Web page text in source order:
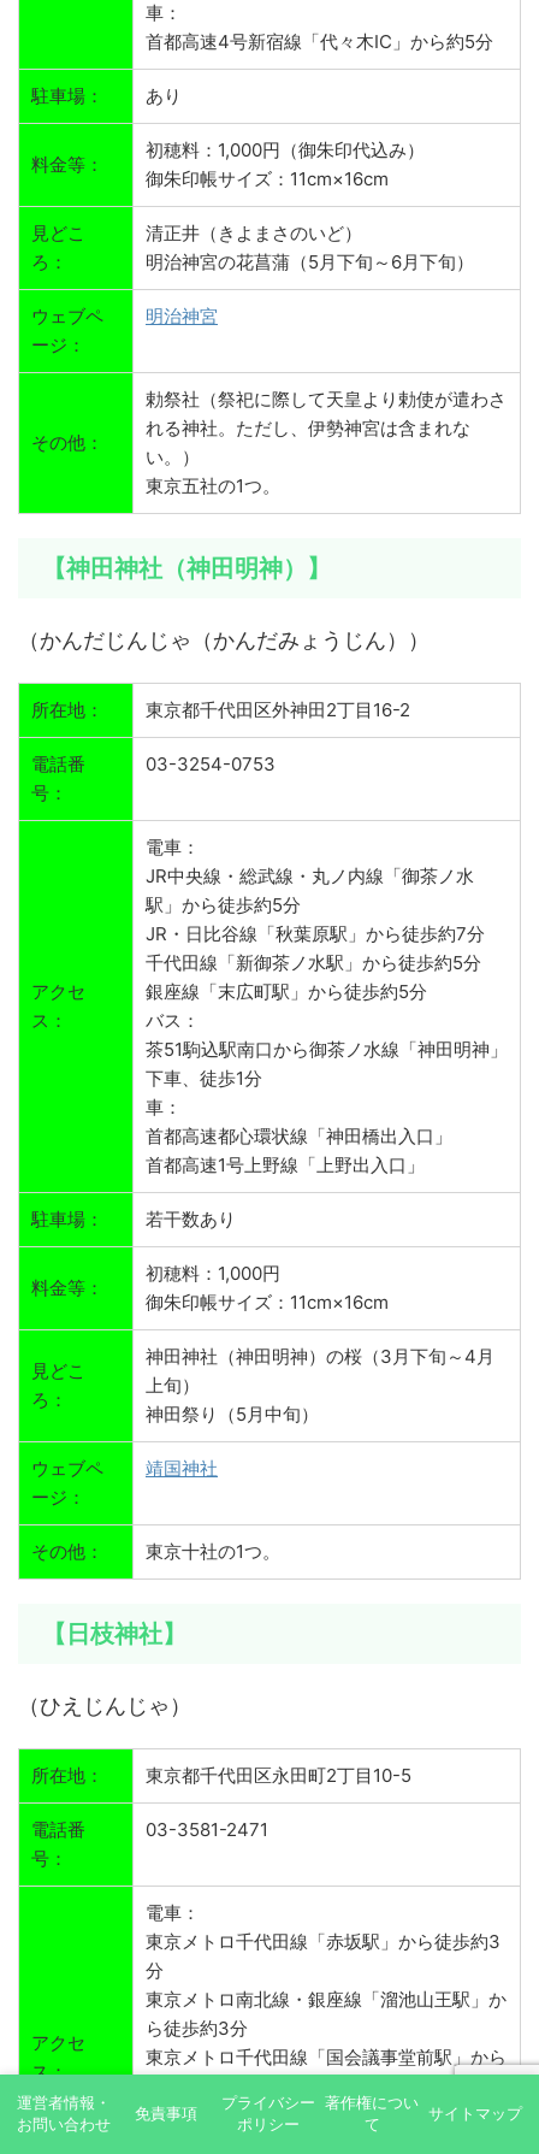
車：
首都高速4号新宿線「代々木IC」から約5分
駐車場： あり
料金等：
初穂料：1,000円（御朱印代込み）
御朱印帳サイズ：11cm×16cm
見どこ
ろ：
清正井（きよまさのいど）
明治神宮の花菖蒲（5月下旬～6月下旬）
ウェブペ
ージ：
明治神宮
その他：
勅祭社（祭祀に際して天皇より勅使が遣わさ
れる神社。ただし、伊勢神宮は含まれな
い。）
東京五社の1つ。
【神田神社（神田明神）】
（かんだじんじゃ（かんだみょうじん））
所在地： 東京都千代田区外神田2丁目16-2
電話番
号：
03-3254-0753
アクセ
ス：
電車：
JR中央線・総武線・丸ノ内線「御茶ノ水
駅」から徒歩約5分
JR・日比谷線「秋葉原駅」から徒歩約7分
千代田線「新御茶ノ水駅」から徒歩約5分
銀座線「末広町駅」から徒歩約5分
バス：
茶51駒込駅南口から御茶ノ水線「神田明神」
下車、徒歩1分
車：
首都高速都心環状線「神田橋出入口」
首都高速1号上野線「上野出入口」
駐車場： 若干数あり
料金等：
初穂料：1,000円
御朱印帳サイズ：11cm×16cm
見どこ
ろ：
神田神社（神田明神）の桜（3月下旬～4月
上旬）
神田祭り（5月中旬）
ウェブペ
ージ：
靖国神社
その他： 東京十社の1つ。
【日枝神社】
（ひえじんじゃ）
所在地： 東京都千代田区永田町2丁目10-5
電話番
号：
03-3581-2471
アクセ
ス：
電車：
東京メトロ千代田線「赤坂駅」から徒歩約3
分
東京メトロ南北線・銀座線「溜池山王駅」か
ら徒歩約3分
東京メトロ千代田線「国会議事堂前駅」から
東京メトロ銀座線・丸ノ内線「赤坂見附駅」
運営者情報・
お問い合わせ
免責事項
プライバシー
ポリシー
著作権につい
て
サイトマップ